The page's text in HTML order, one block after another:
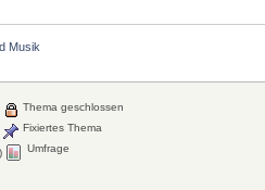
Musik
Thema geschlossen
Fixiertes Thema
Umfrage